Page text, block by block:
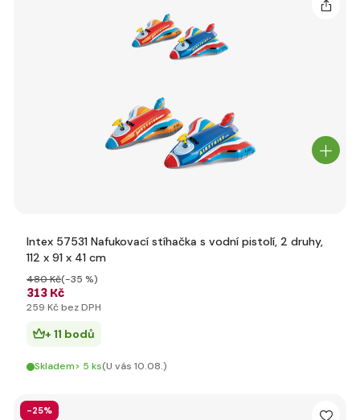
Intex 57531 Nafukovací stíhačka s vodní pistolí, 2 druhy,
112 x 91 x 41 cm
313 Kč
480 Kč(-35 %)
259 Kč bez DPH
+ 11 bodů
Skladem> 5 ks(U vás 10.08.)
-25%